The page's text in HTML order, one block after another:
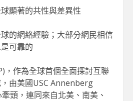
顯著的共性與差異性
的網絡經驗；大部分網民相信
可靠的
，作為全球首個全面探討互聯
由美國USC Annenberg
頭，連同來自北美、南美、